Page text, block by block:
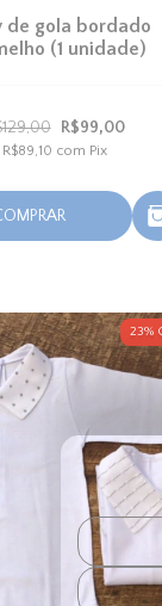
5%
de gola bordado
(1 unidade)
R$99,00
R$89,10 com Pix
23%